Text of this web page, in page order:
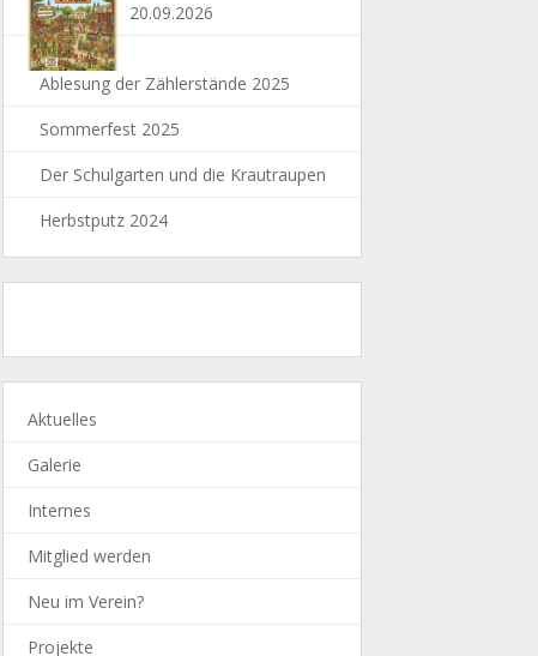
20.09.2026
Ablesung der Zählerstände 2025
Sommerfest 2025
Der Schulgarten und die Krautraupen
Herbstputz 2024
Aktuelles
Galerie
Internes
Mitglied werden
Neu im Verein?
Projekte